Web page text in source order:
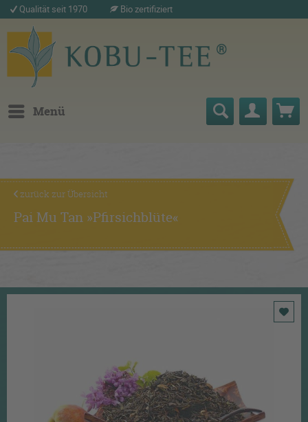
Qualität seit 1970 Bio zertifiziert
Menü
zurück zur Übersicht
Pai Mu Tan »Pfirsichblüte«